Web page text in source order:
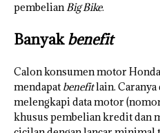
pembelianBig Bike.
Banyakbenefit
Calon konsumen motor
mendapat benefitlain.
melengkapi data motor
khusus pembelian kredit dan